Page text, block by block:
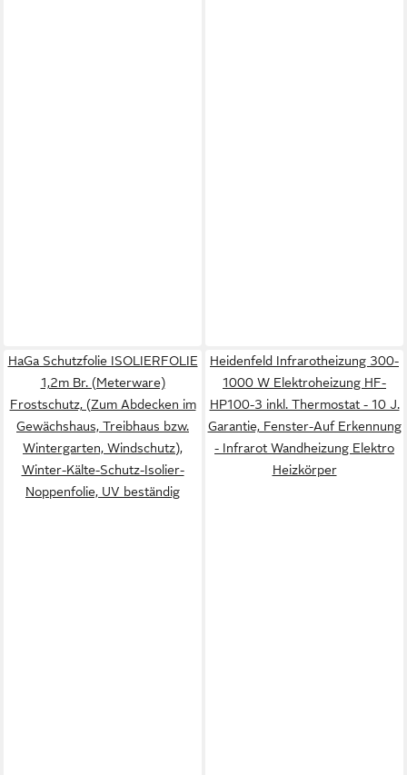
HaGa Schutzfolie ISOLIERFOLIE
1,2m Br. (Meterware)
Frostschutz, (Zum Abdecken im
Gewächshaus, Treibhaus bzw.
Wintergarten, Windschutz),
Winter-Kälte-Schutz-Isolier-
Noppenfolie, UV beständig
Heidenfeld Infrarotheizung 300-
1000 W Elektroheizung HF-
HP100-3 inkl. Thermostat - 10 J.
Garantie, Fenster-Auf Erkennung
- Infrarot Wandheizung Elektro
Heizkörper